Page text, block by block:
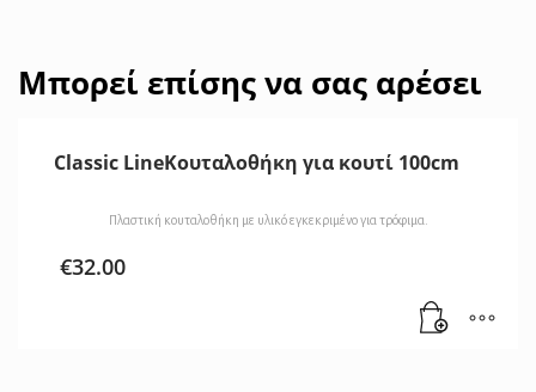
Μπορεί επίσης να σας αρέσει
Classic LineΚουταλοθήκη για κουτί 100cm
Πλαστική κουταλοθήκη με υλικό εγκεκριμένο για τρόφιμα.
€32.00